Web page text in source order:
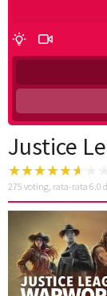
Justice
275 voting, rata-rata 6.0